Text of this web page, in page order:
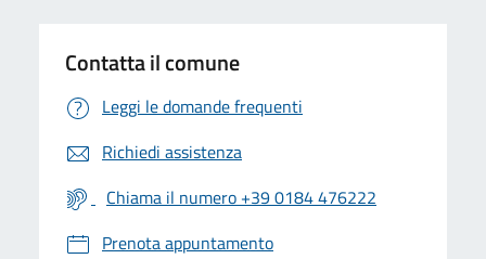
Contatta il comune
Leggi le domande frequenti
Richiedi assistenza
Chiama il numero +39 0184 476222
Prenota appuntamento